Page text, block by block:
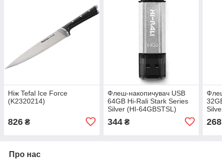
Ніж Tefal Ice Force
(K2320214)
826 ₴
Флеш-накопичувач USB
64GB Hi-Rali Stark Series
Silver (HI-64GBSTSL)
344₴ 268
Про нас